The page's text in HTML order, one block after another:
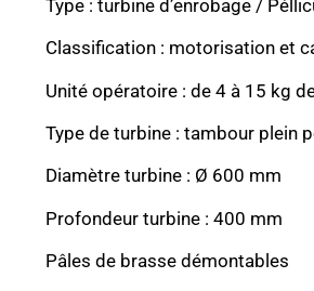
Type : turbine d’enrobage /
Classification : motorisation et
Unité opératoire : de 4 à 15 kg
Type de turbine : tambour plein
Diamètre turbine : Ø 600 mm
Profondeur turbine : 400 mm
Pâles de brasse démontables